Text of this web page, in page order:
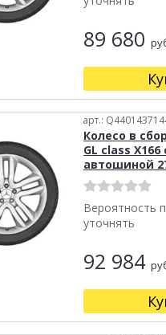
89 680
арт.:
Колесо в
GL class
автошиной
Вероятность
уточнять
92 984